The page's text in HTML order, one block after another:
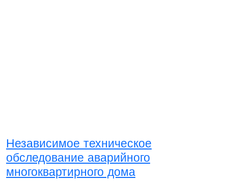
Независимое техническое
обследование аварийного
многоквартирного дома